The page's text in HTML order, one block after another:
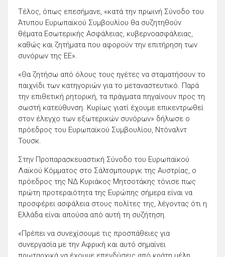
Τέλος, όπως επεσήμανε, «κατά την πρωινή Σύνοδο του
Άτυπου Ευρωπαϊκού Συμβουλίου θα συζητηθούν
θέματα Εσωτερικής Ασφάλειας, κυβερνοασφάλειας,
καθώς και ζητήματα που αφορούν την επιτήρηση των
συνόρων της ΕΕ».
«Θα ζητήσω από όλους τους ηγέτες να σταματήσουν το
παιχνίδι των κατηγοριών για το μεταναστευτικό. Παρά
την επιθετική ρητορική, τα πράγματα πηγαίνουν προς τη
σωστή κατεύθυνση. Κυρίως γιατί έχουμε επικεντρωθεί
στον έλεγχο των εξωτερικών συνόρων» δήλωσε ο
πρόεδρος του Ευρωπαϊκού Συμβουλίου, Ντόναλντ
Τουσκ.
Στην Προπαρασκευαστική Σύνοδο του Ευρωπαϊκού
Λαϊκού Κόμματος στο Σάλτσμπουργκ της Αυστρίας, ο
πρόεδρος της ΝΔ Κυριάκος Μητσοτάκης τόνισε πως
πρώτη προτεραιότητα της Ευρώπης σήμερα είναι να
προσφέρει ασφάλεια στους πολίτες της, λέγοντας ότι η
Ελλάδα είναι απούσα από αυτή τη συζήτηση.
«Πρέπει να συνεχίσουμε τις προσπάθειες για
συνεργασία με την Αφρική και αυτό σημαίνει